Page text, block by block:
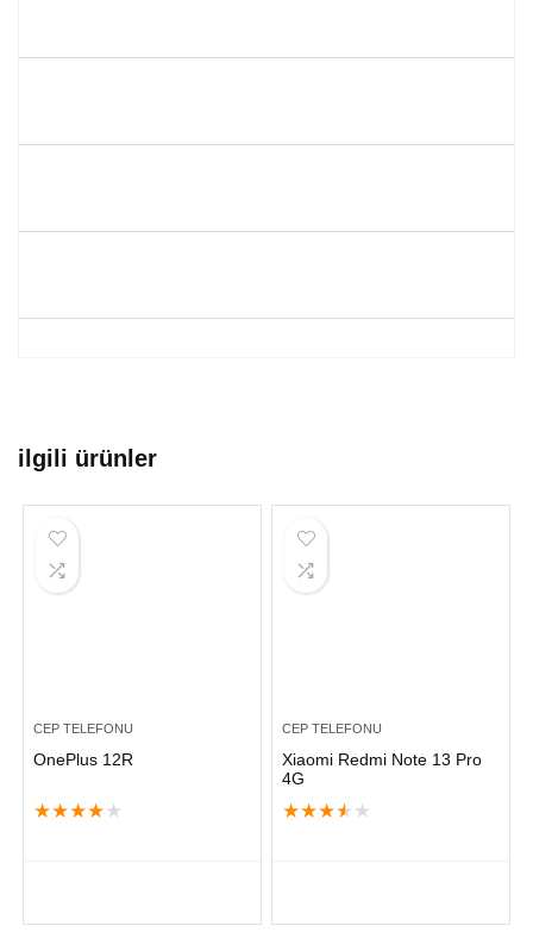
ilgili ürünler
CEP TELEFONU
OnePlus 12R
★★★★ ★
CEP TELEFONU
Xiaomi Redmi Note 13 Pro
4G
★★★★ ★